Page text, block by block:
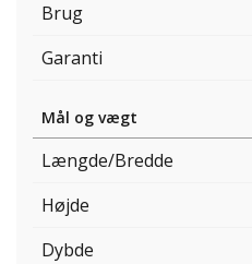
Brug
Garanti
Mål og vægt
Længde/Bredde
Højde
Dybde